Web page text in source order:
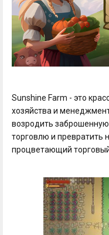
Sunshine Farm - это
хозяйства и
возродить
торговлю и превратить
процветающий